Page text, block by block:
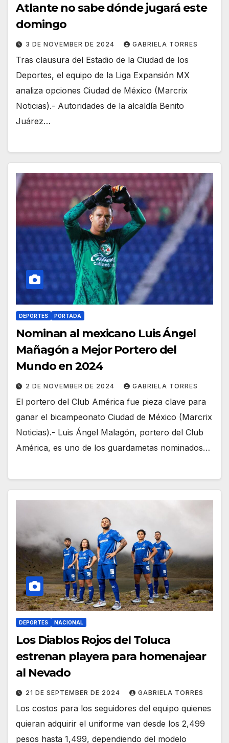
Atlante no sabe dónde jugará este
domingo
3 DE NOVEMBER DE 2024 GABRIELA TORRES
Tras clausura del Estadio de la Ciudad de los
Deportes, el equipo de la Liga Expansión MX
analiza opciones Ciudad de México (Marcrix
Noticias).- Autoridades de la alcaldía Benito
Juárez…
DEPORTES PORTADA
Nominan al mexicano Luis Ángel
Mañagón a Mejor Portero del
Mundo en 2024
2 DE NOVEMBER DE 2024 GABRIELA TORRES
El portero del Club América fue pieza clave para
ganar el bicampeonato Ciudad de México (Marcrix
Noticias).- Luis Ángel Malagón, portero del Club
América, es uno de los guardametas nominados…
DEPORTES NACIONAL
Los Diablos Rojos del Toluca
estrenan playera para homenajear
al Nevado
21 DE SEPTEMBER DE 2024 GABRIELA TORRES
Los costos para los seguidores del equipo quienes
quieran adquirir el uniforme van desde los 2,499
pesos hasta 1,499, dependiendo del modelo